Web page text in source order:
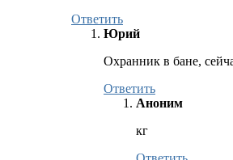
Ответить
Юрий
Охранник в бане,
Ответить
Аноним
кг